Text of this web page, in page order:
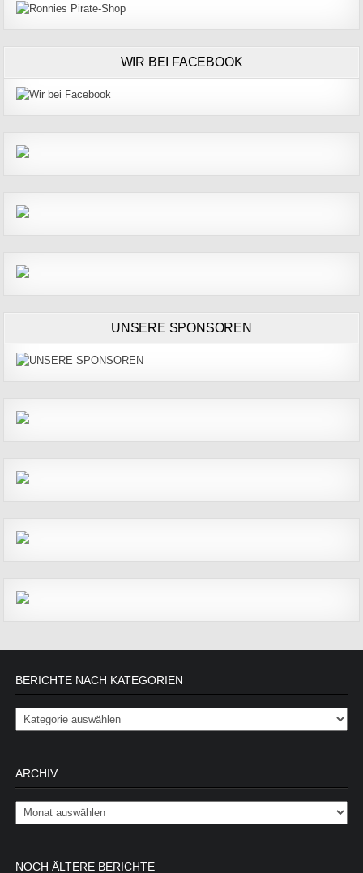
WIR BEI FACEBOOK
UNSERE SPONSOREN
BERICHTE NACH KATEGORIEN
Berichte nach Kategorien
ARCHIV
Archiv
NOCH ÄLTERE BERICHTE